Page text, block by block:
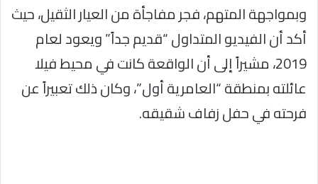
وبمواجهة المتهم، فجر مفاجأة من العيار الثقيل، حيث
أكد أن الفيديو المتداول “قديم جداً” ويعود لعام
2019، مشيراً إلى أن الواقعة كانت في محيط فيلا
عائلته بمنطقة “العامرية أول”، وكان ذلك تعبيراً عن
فرحته في حفل زفاف شقيقه.